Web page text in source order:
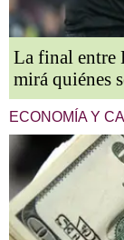
La final entre
mirá quiénes
ECONOMÍA Y